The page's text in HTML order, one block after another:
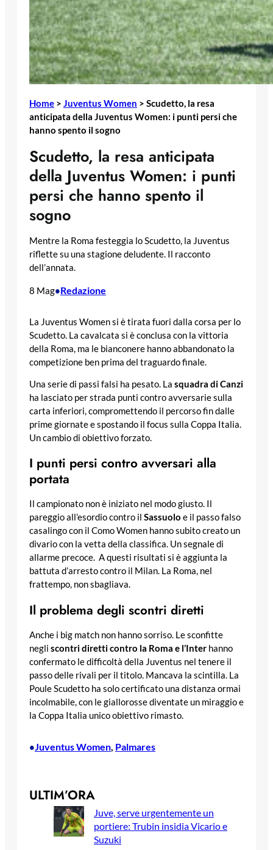
Home > Juventus Women > Scudetto, la resa
anticipata della Juventus Women: i punti persi che
hanno spento il sogno
Scudetto, la resa anticipata
della Juventus Women: i punti
persi che hanno spento il
sogno
Mentre la Roma festeggia lo Scudetto, la Juventus
riflette su una stagione deludente. Il racconto
dell’annata.
8 Mag•Redazione
La Juventus Women si è tirata fuori dalla corsa per lo
Scudetto. La cavalcata si è conclusa con la vittoria
della Roma, ma le bianconere hanno abbandonato la
competizione ben prima del traguardo finale.
Una serie di passi falsi ha pesato. La squadra di Canzi
ha lasciato per strada punti contro avversarie sulla
carta inferiori, compromettendo il percorso fin dalle
prime giornate e spostando il focus sulla Coppa Italia.
Un cambio di obiettivo forzato.
I punti persi contro avversari alla
portata
Il campionato non è iniziato nel modo giusto. Il
pareggio all’esordio contro il Sassuolo e il passo falso
casalingo con il Como Women hanno subito creato un
divario con la vetta della classifica. Un segnale di
allarme precoce. A questi risultati si è aggiunta la
battuta d’arresto contro il Milan. La Roma, nel
frattempo, non sbagliava.
Il problema degli scontri diretti
Anche i big match non hanno sorriso. Le sconfitte
negli scontri diretti contro la Roma e l’Inter hanno
confermato le difficoltà della Juventus nel tenere il
passo delle rivali per il titolo. Mancava la scintilla. La
Poule Scudetto ha solo certificato una distanza ormai
incolmabile, con le giallorosse diventate un miraggio e
la Coppa Italia unico obiettivo rimasto.
•Juventus Women, Palmares
ULTIM’ORA
Juve, serve urgentemente un
portiere: Trubin insidia Vicario e
Suzuki